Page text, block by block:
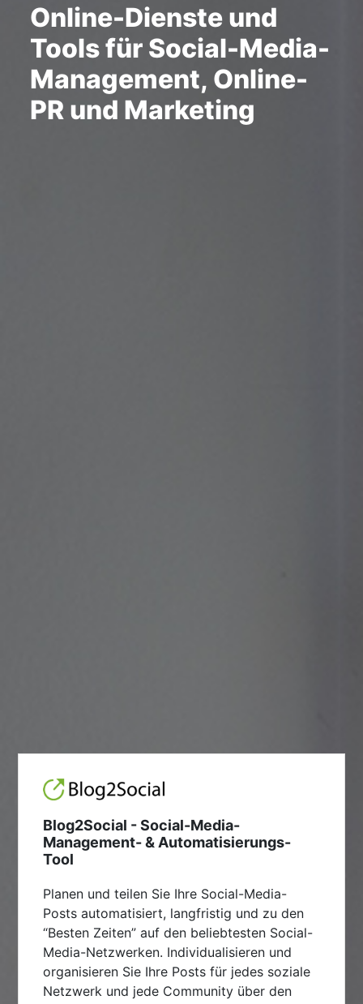
Online-Dienste und
Tools für Social-Media-
Management, Online-
PR und Marketing
Blog2Social - Social-Media-
Management- & Automatisierungs-
Tool
Planen und teilen Sie Ihre Social-Media-
Posts automatisiert, langfristig und zu den
“Besten Zeiten” auf den beliebtesten Social-
Media-Netzwerken. Individualisieren und
organisieren Sie Ihre Posts für jedes soziale
Netzwerk und jede Community über den